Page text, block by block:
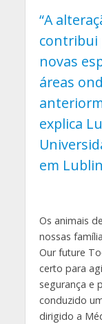
“A
contribui
novas
áreas
explica
em
Os animais
nossas
Our future
certo para
segurança e
conduzido
dirigido a